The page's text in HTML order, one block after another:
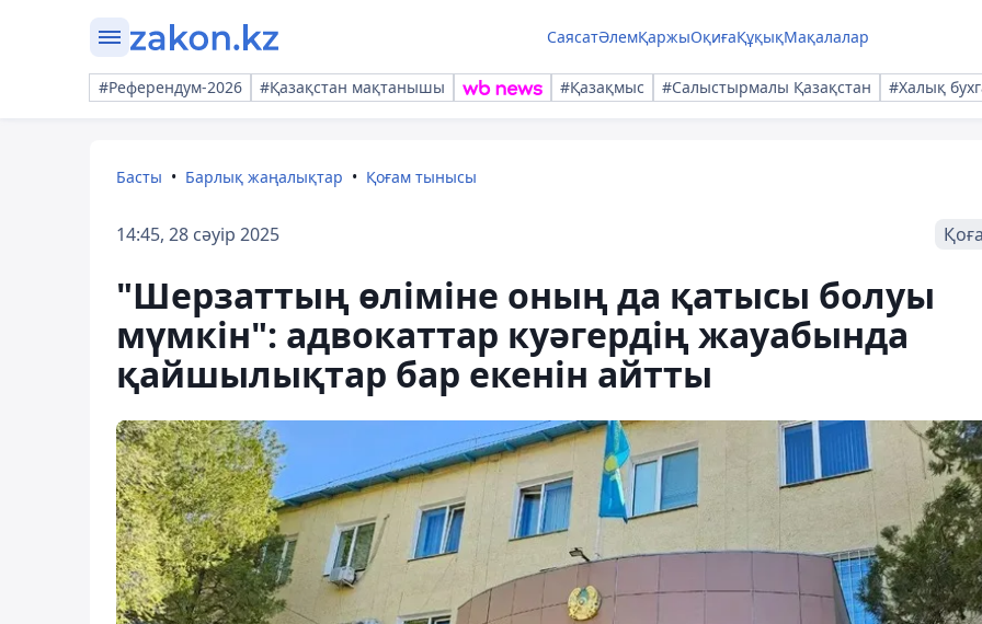
СаясатӘлемҚаржыОқиғаҚұқықМақалалар
#Референдум-2026 #Қазақстан мақтанышы #Қазақмыс #Салыстырмалы Қазақстан #Халық
Басты Барлық жаңалықтар Қоғам тынысы
14:45, 28 сәуір 2025
"Шерзаттың өліміне оның да қатысы болуы
мүмкін": адвокаттар куәгердің жауабында
қайшылықтар бар екенін айтты